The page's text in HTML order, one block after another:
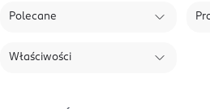
Polecane
Właściwości